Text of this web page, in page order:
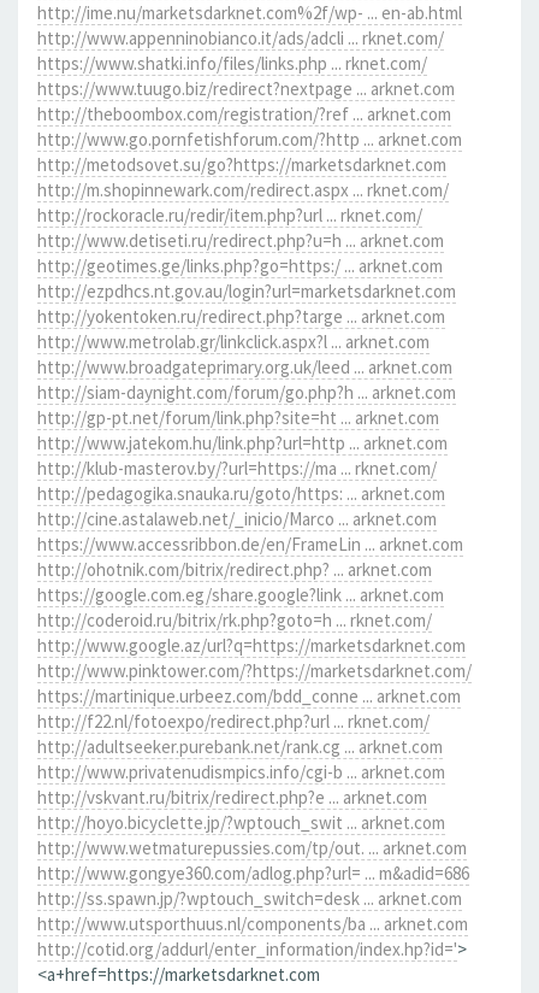
http://ime.nu/marketsdarknet.com%2f/wp- ... en-ab.html
http://www.appenninobianco.it/ads/adcli ... rknet.com/
https://www.shatki.info/files/links.php ... rknet.com/
https://www.tuugo.biz/redirect?nextpage ... arknet.com
http://theboombox.com/registration/?ref ... arknet.com
http://www.go.pornfetishforum.com/?http ... arknet.com
http://metodsovet.su/go?https://marketsdarknet.com
http://m.shopinnewark.com/redirect.aspx ... rknet.com/
http://rockoracle.ru/redir/item.php?url ... rknet.com/
http://www.detiseti.ru/redirect.php?u=h ... arknet.com
http://geotimes.ge/links.php?go=https:/ ... arknet.com
http://ezpdhcs.nt.gov.au/login?url=marketsdarknet.com
http://yokentoken.ru/redirect.php?targe ... arknet.com
http://www.metrolab.gr/linkclick.aspx?l ... arknet.com
http://www.broadgateprimary.org.uk/leed ... arknet.com
http://siam-daynight.com/forum/go.php?h ... arknet.com
http://gp-pt.net/forum/link.php?site=ht ... arknet.com
http://www.jatekom.hu/link.php?url=http ... arknet.com
http://klub-masterov.by/?url=https://ma ... rknet.com/
http://pedagogika.snauka.ru/goto/https: ... arknet.com
http://cine.astalaweb.net/_inicio/Marco ... arknet.com
https://www.accessribbon.de/en/FrameLin ... arknet.com
http://ohotnik.com/bitrix/redirect.php? ... arknet.com
https://google.com.eg/share.google?link ... arknet.com
http://coderoid.ru/bitrix/rk.php?goto=h ... rknet.com/
http://www.google.az/url?q=https://marketsdarknet.com
http://www.pinktower.com/?https://marketsdarknet.com/
https://martinique.urbeez.com/bdd_conne ... arknet.com
http://f22.nl/fotoexpo/redirect.php?url ... rknet.com/
http://adultseeker.purebank.net/rank.cg ... arknet.com
http://www.privatenudismpics.info/cgi-b ... arknet.com
http://vskvant.ru/bitrix/redirect.php?e ... arknet.com
http://hoyo.bicyclette.jp/?wptouch_swit ... arknet.com
http://www.wetmaturepussies.com/tp/out. ... arknet.com
http://www.gongye360.com/adlog.php?url= ... m&adid=686
http://ss.spawn.jp/?wptouch_switch=desk ... arknet.com
http://www.utsporthuus.nl/components/ba ... arknet.com
http://cotid.org/addurl/enter_information/index.hp?id='>
<a+href=https://marketsdarknet.com